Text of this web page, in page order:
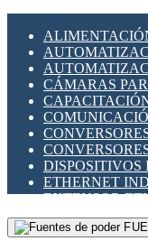
SENSORES
VARIACS
VARIADORES
MAQUINARIA
ILUMINACIÓN
INTERFACES
OTROS RELÉS
PROTECCIÓN
RELÉS
RELÉS DE
RELÉS DE
RELÉS
RELÉS
SENSORES
CÁMARAS
DISPOSITIVOS
ETHERNET
EXTENSOR
GATEWAY
GESTIÓN DE